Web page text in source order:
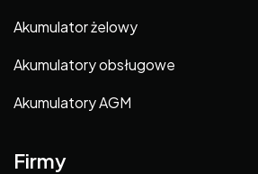
Akumulator żelowy
Akumulatory obsługowe
Akumulatory AGM
Firmy